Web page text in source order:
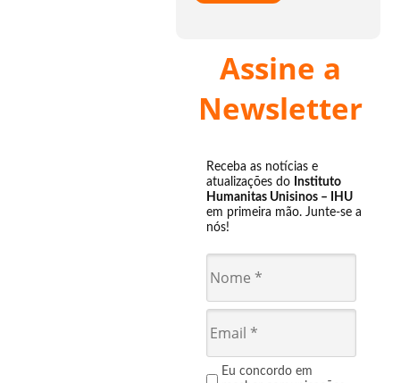
Assine a
Newsletter
Receba as notícias e
atualizações do Instituto
Humanitas Unisinos – IHU
em primeira mão. Junte-se a
nós!
Eu concordo em